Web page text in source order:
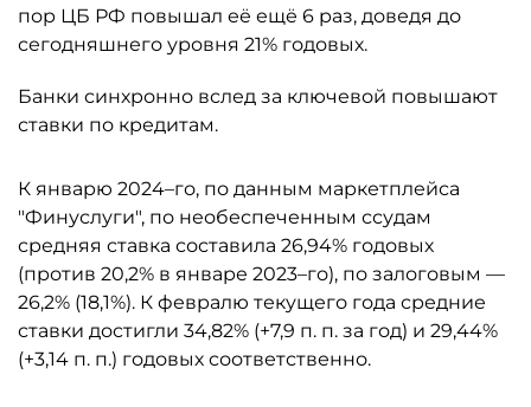
пор ЦБ РФ повышал её ещё 6 раз, доведя до
сегодняшнего уровня 21% годовых.
Банки синхронно вслед за ключевой повышают
ставки по кредитам.
К январю 2024–го, по данным маркетплейса
"Финуслуги", по необеспеченным ссудам
средняя ставка составила 26,94% годовых
(против 20,2% в январе 2023–го), по залоговым —
26,2% (18,1%). К февралю текущего года средние
ставки достигли 34,82% (+7,9 п. п. за год) и 29,44%
(+3,14 п. п.) годовых соответственно.